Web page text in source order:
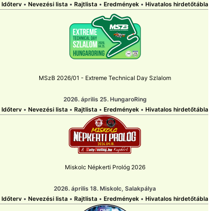
Időterv • Nevezési lista • Rajtlista • Eredmények • Hivatalos hirdetőtábla
MSzB 2026/01 - Extreme Technical Day Szlalom
2026. április 25. HungaroRing
Időterv • Nevezési lista • Rajtlista • Eredmények • Hivatalos hirdetőtábla
Miskolc Népkerti Prológ 2026
2026. április 18. Miskolc, Salakpálya
Időterv • Nevezési lista • Rajtlista • Eredmények • Hivatalos hirdetőtábla